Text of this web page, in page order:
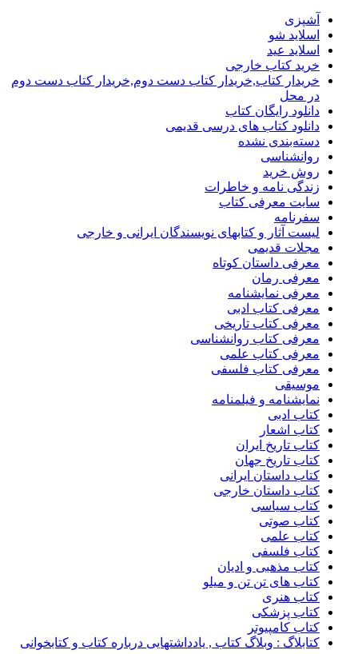
آشپزی
اسلاید شو
اسلاید عید
خرید کتاب خارجی
خریدار کتاب,خریدار کتاب دست دوم,خریدار کتاب دست دوم
در محل
دانلود رایگان کتاب
دانلود کتاب های درسی قدیمی
دسته‌بندی نشده
روانشناسی
روش خرید
زندگی نامه و خاطرات
سایت معرفی کتاب
سفرنامه
لیست آثار و کتابهای نویسندگان ایرانی و خارجی
مجلات قدیمی
معرفی داستان کوتاه
معرفی رمان
معرفی نمایشنامه
معرفی کتاب ادبی
معرفی کتاب تاریخی
معرفی کتاب روانشناسی
معرفی کتاب علمی
معرفی کتاب فلسفی
موسیقی
نمایشنامه و فیلمنامه
کتاب ادبی
کتاب اشعار
کتاب تاریخ ایران
کتاب تاریخ جهان
کتاب داستان ایرانی
کتاب داستان خارجی
کتاب سیاسی
کتاب صوتی
کتاب علمی
کتاب فلسفی
کتاب مذهبی و ادیان
کتاب های تن تن و میلو
کتاب هنری
کتاب پزشکی
کتاب کامپیوتر
کتابلاگ : وبلاگ کتاب , یادداشتهایی درباره کتاب و کتابخوانی